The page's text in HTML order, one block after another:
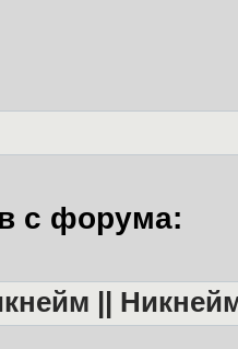
с форума:
||